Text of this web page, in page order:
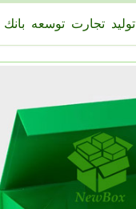
تولید تجارت توسعه بانك